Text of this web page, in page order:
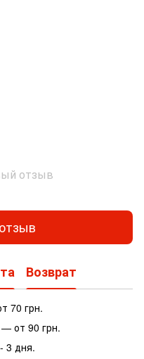
отзыв
Возврат
70 грн.
от 90 грн.
3 дня.